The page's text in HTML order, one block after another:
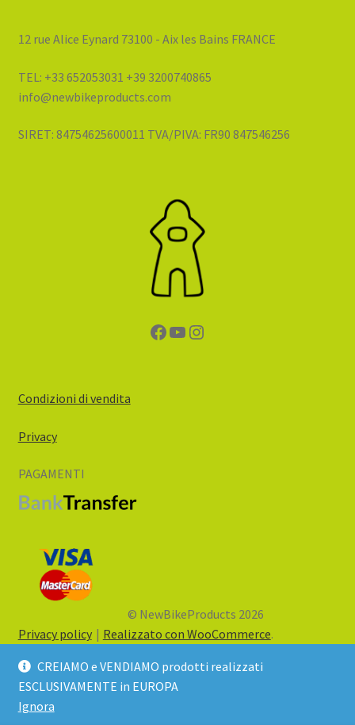
CREIAMO e VENDIAMO prodotti realizzati
ESCLUSIVAMENTE in EUROPA
Ignora
12 rue Alice Eynard 73100 - Aix les Bains FRANCE
TEL: +33 652053031 +39 3200740865
info@newbikeproducts.com
SIRET: 84754625600011 TVA/PIVA: FR90 847546256
Facebook
YouTube
Instagram
Condizioni di vendita
Privacy
PAGAMENTI
© NewBikeProducts 2026
Privacy policy
Realizzato con WooCommerce.